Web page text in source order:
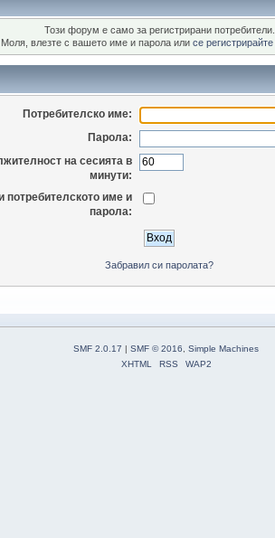
Този форум е само за регистрирани потребители.
Моля, влезте с вашето име и парола или се регистрирайте
Потребителско име:
Парола:
на сесията в
минути:
потребителското име и
парола:
Забравил си паролата?
SMF 2.0.17 | SMF © 2016
Simple Machines
XHTML
RSS WAP2